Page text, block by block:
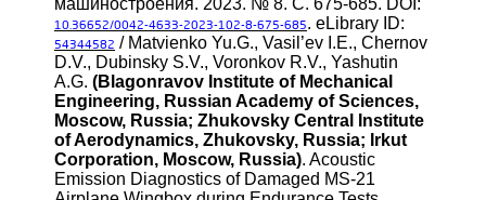
10.36652/0042-4633-2023-102-8-675-685. eLibrary ID:
54344582 / Matvienko Yu.G., Vasil’ev I.E., Chernov
D.V., Dubinsky S.V., Voronkov R.V., Yashutin
A.G. (Blagonravov Institute of Mechanical
Engineering, Russian Academy of Sciences,
Moscow, Russia; Zhukovsky Central Institute
of Aerodynamics, Zhukovsky, Russia; Irkut
Corporation, Moscow, Russia). Acoustic
Emission Diagnostics of Damaged MS-21